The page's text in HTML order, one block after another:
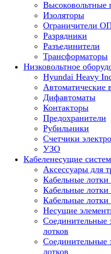
Высоковольтные
Изоляторы
Ограничители
Разрядники
Разъединители
Трансформаторы
Низковольтное
Hyundai Heavy
Автоматические
Дифавтоматы
Контакторы
Предохранители
Рубильники
Счетчики
УЗО
Кабеленесущие
Аксессуары для
Кабельные
Кабельные лотки
Кабельные
Несущие
Соединительные
лотков
Соединительные
лотков